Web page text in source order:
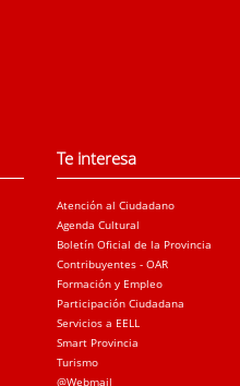
Te interesa
Atención al Ciudadano
Agenda Cultural
Boletín Oficial de la Provincia
Contribuyentes - OAR
Formación y Empleo
Participación Ciudadana
Servicios a EELL
Smart Provincia
Turismo
@Webmail